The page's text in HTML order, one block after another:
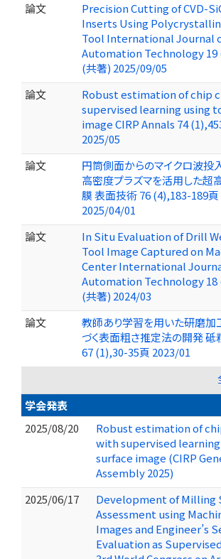
論文
Precision Cutting of CVD-
Inserts Using
Tool International Journal
Automation Technology 19
(共著) 2025/09/05
論文
Robust estimation of chip
supervised learning using
image CIRP Annals 74
2025/05
論文
円筒側面からのマイクロ波投
高密度プラズマを活用した超
膜 表面技術 76 (4),183-189
2025/04/01
論文
In Situ Evaluation of Drill
Tool Image Captured on
Center International
Automation Technology 18
(共著) 2024/03
論文
教師あり学習を用いた研磨加
づく表面粗さ推定法の開発
67 (1),30-35頁 2023/01
学会発表
2025/08/20
Robust estimation of
with supervised
surface image (CIRP
Assembly 2025)
2025/06/17
Development of Milling
Assessment using
Images and Engineer’s
Evaluation as